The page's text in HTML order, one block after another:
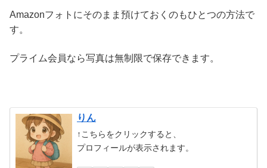
Amazonフォトにそのまま預けておくのもひとつの方法で
す。
プライム会員なら写真は無制限で保存できます。
りん
↑こちらをクリックすると、
プロフィールが表示されます。